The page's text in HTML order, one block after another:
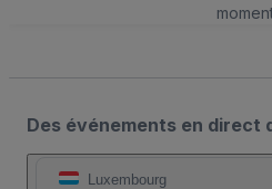
Des événements en direct
Luxembourg